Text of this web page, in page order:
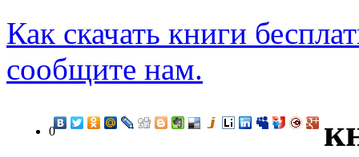
Как скачать книги
сообщите нам.
0